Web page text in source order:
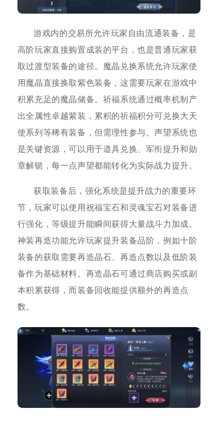
游戏内的交易所允许玩家自由流通装备，是
高阶玩家直接购置成装的平台，也是普通玩家获
取过渡型装备的途径。魔晶兑换系统允许玩家使
用魔晶直接换取紫色装备，这需要玩家在游戏中
积累充足的魔晶储备。祈福系统通过概率机制产
出全属性卓越紫装，累积的祈福积分可兑换大天
使系列等稀有装备，但需理性参与。声望系统也
是关键资源，可以用于道具兑换、军衔提升和勋
章解锁，每一点声望都能转化为实际战力提升。
获取装备后，强化系统是提升战力的重要环
节，玩家可以使用祝福宝石和灵魂宝石对装备进
行强化，等级提升能瞬间获得大量战斗力加成。
神装再造功能允许玩家提升装备品阶，例如十阶
装备的获取需要再造晶石、再造点数以及低阶装
备作为基础材料。再造晶石可通过商店购买或副
本积累获得，而装备回收能提供额外的再造点
数。